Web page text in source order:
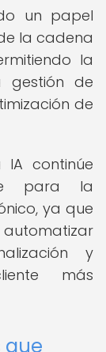
un papel
la cadena
la
gestión de
de
continúe
para la
ya que
automatizar
y
más
que